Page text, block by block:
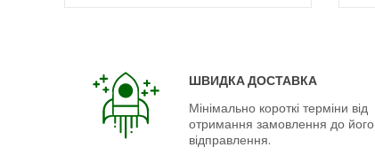
ШВИДКА ДОСТАВКА
Мінімально короткі терміни від
отримання замовлення до його
відправлення.